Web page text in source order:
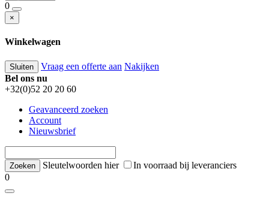
0
×
Winkelwagen
Sluiten Vraag een offerte aan Nakijken
Bel ons nu
+32(0)52 20 20 60
Geavanceerd zoeken
Account
Nieuwsbrief
Sleutelwoorden hier
In voorraad bij leveranciers
0